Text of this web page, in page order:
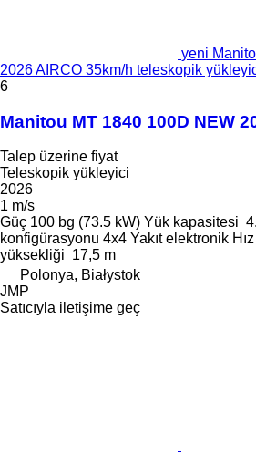
yeni
2026 AIRCO 35km/h teleskopik
6
Manitou MT 1840 100D NEW
Talep üzerine fiyat
Teleskopik yükleyici
2026
1 m/s
Güç 100 bg (73.5 kW) Yük kapasitesi
konfigürasyonu 4x4 Yakıt elektronik Hız
yüksekliği 17,5 m
Polonya, Białystok
JMP
Satıcıyla iletişime geç